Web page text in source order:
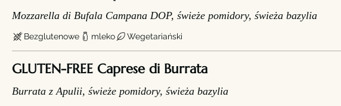
Mozzarella di Bufala Campana DOP, świeże pomidory, świeża bazylia
Bezglutenowe mleko Wegetariański
GLUTEN-FREE Caprese di Burrata
Burrata z Apulii, świeże pomidory, świeża bazylia